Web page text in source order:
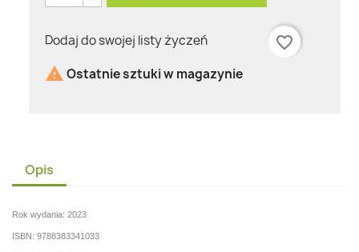
Dodaj do swojej listy życzeń
favorite_border
 Ostatnie sztuki w magazynie
Opis
Rok wydania: 2023
ISBN: 9788383341033